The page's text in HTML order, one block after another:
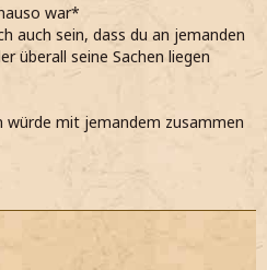
war*
auch sein, dass du an jemanden
überall seine Sachen liegen
würde mit jemandem zusammen